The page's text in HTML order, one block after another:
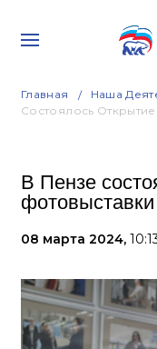
Главная Наша
Состоялось
В Пензе
08 марта 2024,